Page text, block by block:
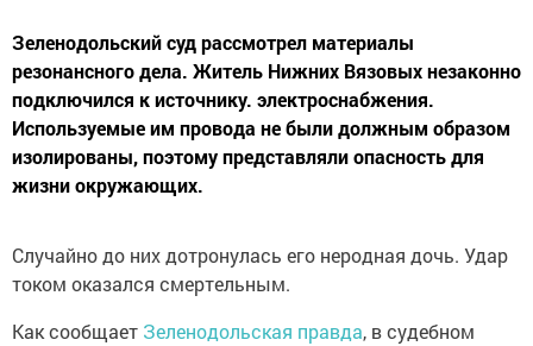
Зеленодольский суд рассмотрел материалы
резонансного дела. Житель Нижних Вязовых незаконно
подключился к источнику. электроснабжения.
Используемые им провода не были должным образом
изолированы, поэтому представляли опасность для
жизни окружающих.
Случайно до них дотронулась его неродная дочь. Удар
током оказался смертельным.
Как сообщает Зеленодольская правда, в судебном